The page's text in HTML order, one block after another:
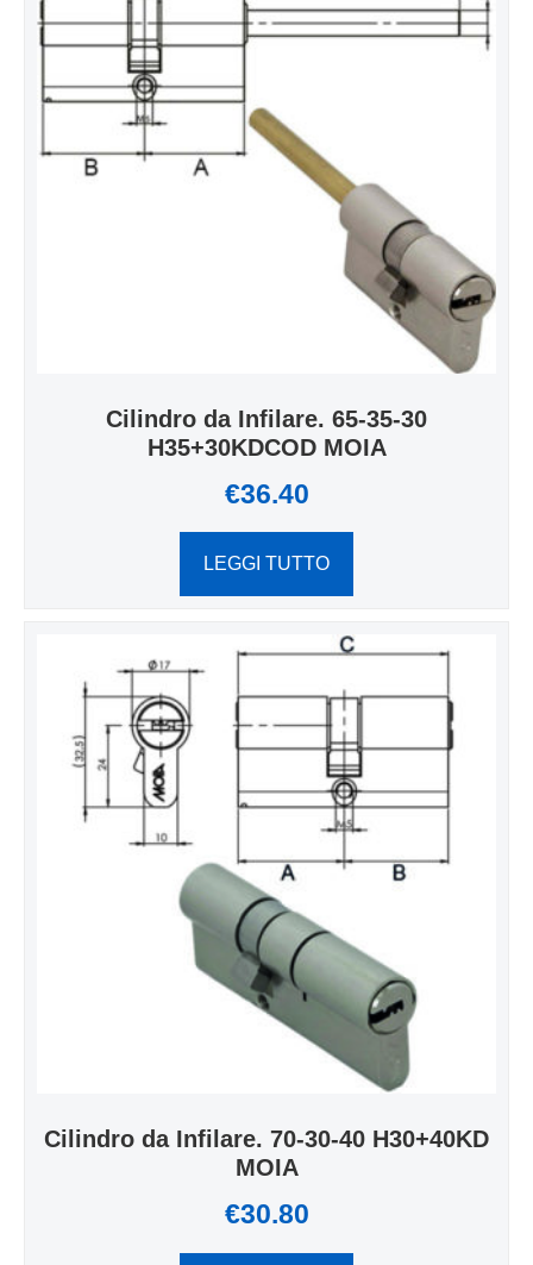
Cilindro da Infilare. 65-35-30
H35+30KDCOD MOIA
€36.40
LEGGI TUTTO
Cilindro da Infilare. 70-30-40 H30+40KD
MOIA
€30.80